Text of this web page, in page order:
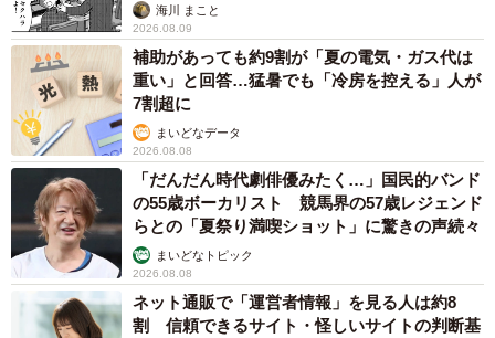
海川 まこと
2026.08.09
補助があっても約9割が「夏の電気・ガス代は
重い」と回答…猛暑でも「冷房を控える」人が
7割超に
まいどなデータ
2026.08.08
「だんだん時代劇俳優みたく…」国民的バンド
の55歳ボーカリスト 競馬界の57歳レジェンド
らとの「夏祭り満喫ショット」に驚きの声続々
まいどなトピック
2026.08.08
ネット通販で「運営者情報」を見る人は約8
割 信頼できるサイト・怪しいサイトの判断基